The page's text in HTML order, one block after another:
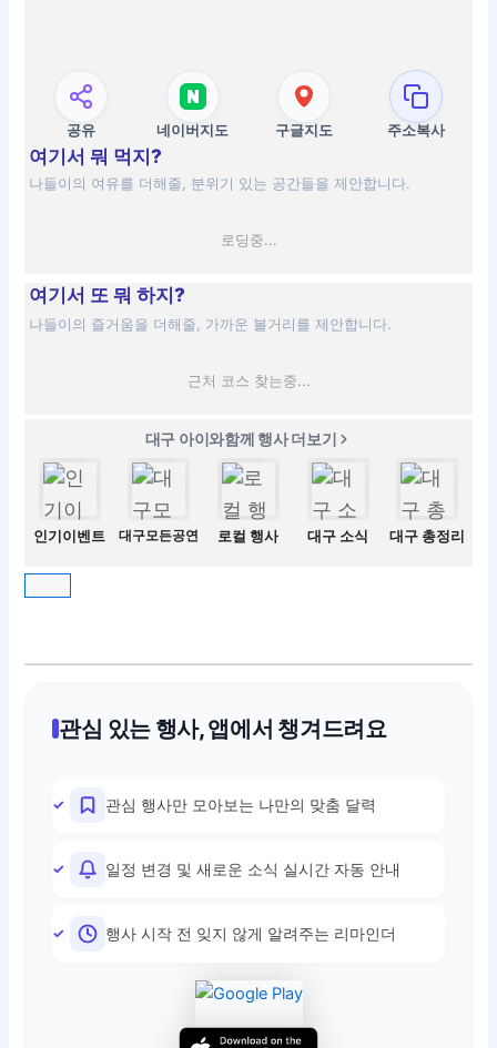
공유 네이버지도 구글지도 주소복사
여기서 뭐 먹지?
나들이의 여유를 더해줄, 분위기 있는 공간들을 제안합니다.
로딩중...
여기서 또 뭐 하지?
나들이의 즐거움을 더해줄, 가까운 볼거리를 제안합니다.
근처 코스 찾는중...
대구 아이와함께 행사 더보기
인기이벤트 대구모든공연 로컬 행사 대구 소식 대구 총정리
관심 있는 행사, 앱에서 챙겨드려요
관심 행사만 모아보는 나만의 맞춤 달력
일정 변경 및 새로운 소식 실시간 자동 안내
행사 시작 전 잊지 않게 알려주는 리마인더